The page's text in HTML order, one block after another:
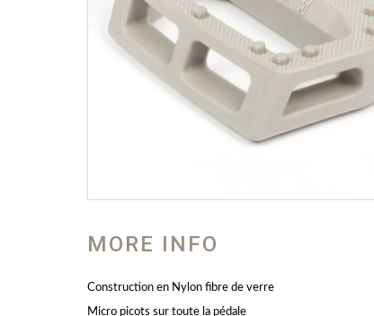
MORE INFO
Construction en Nylon fibre de verre
Micro picots sur toute la pédale